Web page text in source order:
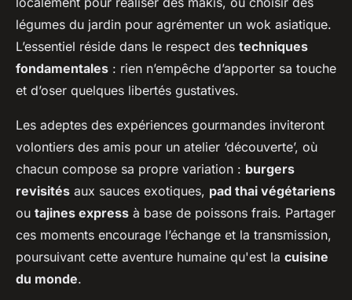
légumes du jardin pour agrémenter un wok asiatique.
L’essentiel réside dans le respect des techniques
fondamentales : rien n’empêche d’apporter sa touche
et d’oser quelques libertés gustatives.
Les adeptes des expériences gourmandes inviteront
volontiers des amis pour un atelier ‘découverte’, où
chacun compose sa propre variation : burgers
revisités aux sauces exotiques, pad thai végétariens
ou tajines express à base de poissons frais. Partager
ces moments encourage l’échange et la transmission,
poursuivant cette aventure humaine qu'est la cuisine
du monde.